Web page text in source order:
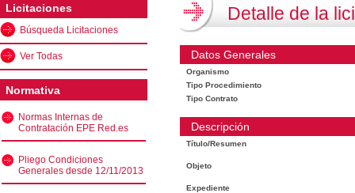
Licitaciones
Búsqueda Licitaciones
Ver Todas
Normativa
Normas Internas de
Contratación EPE Red.es
Pliego Condiciones
Generales desde 12/11/2013
Detalle de la
Datos Generales
Organismo
Tipo Procedimiento
Tipo Contrato
Descripción
Título/Resumen
Objeto
Expediente